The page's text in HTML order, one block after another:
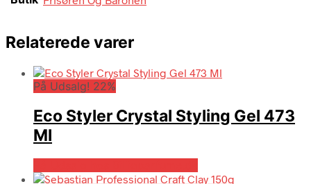
Relaterede varer
På Udsalg! 22%
Eco Styler Crystal Styling Gel 473
Ml